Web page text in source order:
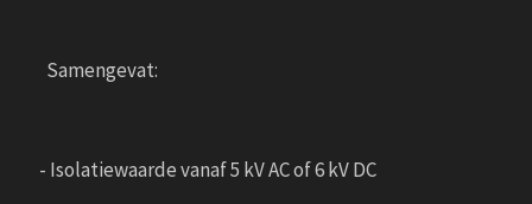
Samengevat:
- Isolatiewaarde vanaf 5 kV AC of 6 kV DC